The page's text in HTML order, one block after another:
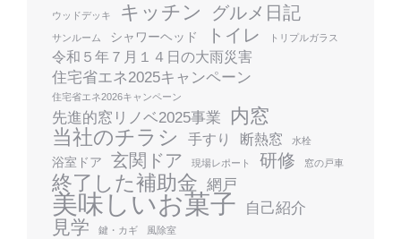
ウッドデッキ キッチン グルメ日記
サンルーム シャワーヘッド トイレ トリプルガラス
令和５年７月１４日の大雨災害
住宅省エネ2025キャンペーン
住宅省エネ2026キャンペーン
先進的窓リノベ2025事業 内窓
当社のチラシ 手すり 断熱窓 水栓
浴室ドア 玄関ドア 現場レポート 研修 窓の戸車
終了した補助金 網戸
美味しいお菓子 自己紹介
見学 鍵・カギ 風除室